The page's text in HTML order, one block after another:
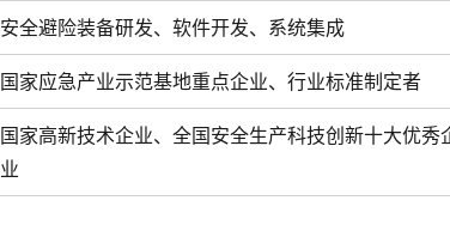
安全避险装备研发、软件开发、系统集成
国家应急产业示范基地重点企业、行业标准制定者
国家高新技术企业、全国安全生产科技创新十大优秀
业